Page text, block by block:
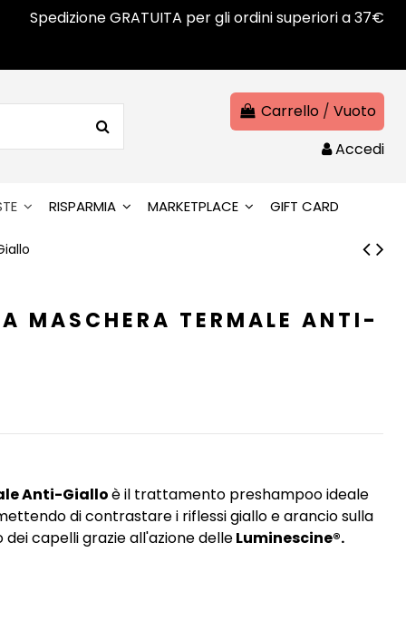
Spedizione GRATUITA per gli ordini superiori a 37€
Carrello / Vuoto
Accedi
RISPARMIA MARKETPLACE GIFT CARD
MASCHERA TERMALE ANTI-
Anti-Gialloè il trattamento preshampoo ideale
di contrastare i riflessi giallo e arancio sulla
capelli grazie all'azione delleLuminescine®.